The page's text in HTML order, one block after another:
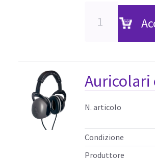
Auricolari
N. articolo
Condizione
Produttore